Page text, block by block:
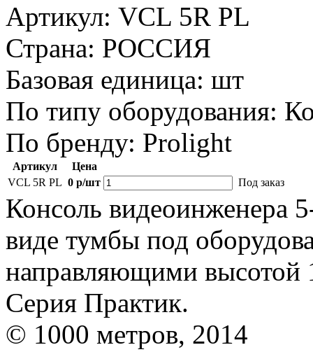
Артикул: VCL 5R PL
Страна: РОССИЯ
Базовая единица: шт
По типу оборудования:
По бренду: Prolight
Артикул
Цена
VCL 5R PL 0 р/шт Под заказ
Консоль видеоинженера
виде тумбы под
направляющими высотой
Серия Практик.
© 1000 метров, 2014